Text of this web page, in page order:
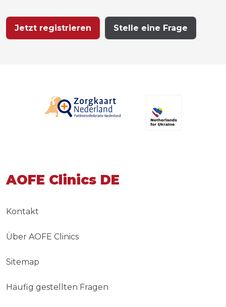
Jetzt registrieren Stelle eine Frage
AOFE Clinics DE
Kontakt
Über AOFE Clinics
Sitemap
Häufig gestellten Fragen